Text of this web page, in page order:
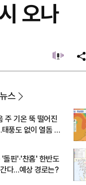
오나
공
스
주 기온 뚝 떨어진
풍도 없이 열돔 박
'돌핀'·'찬홈' 한반도
다…예상 경로는?